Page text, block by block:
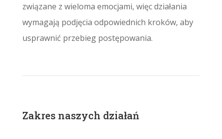
związane z wieloma emocjami, więc działania
wymagają podjęcia odpowiednich kroków, aby
usprawnić przebieg postępowania.
Zakres naszych działań